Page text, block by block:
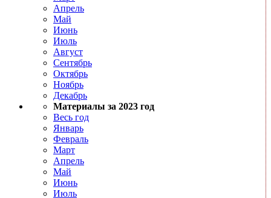
Апрель
Май
Июнь
Июль
Август
Сентябрь
Октябрь
Ноябрь
Декабрь
Материалы за 2023 год
Весь год
Январь
Февраль
Март
Апрель
Май
Июнь
Июль